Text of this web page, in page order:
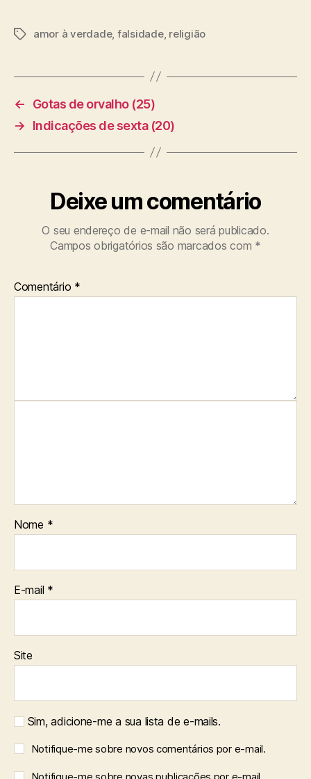
T
s
amor à verdade, falsidade, religião
←
Gotas de orvalho (25)
→
Indicações de sexta (20)
Deixe um comentário
O seu endereço de e-mail não será publicado.
Campos obrigatórios são marcados com *
Comentário *
Nome *
E-mail *
Site
Sim, adicione-me a sua lista de e-mails.
Notifique-me sobre novos comentários por e-mail.
Notifique-me sobre novas publicações por e-mail.